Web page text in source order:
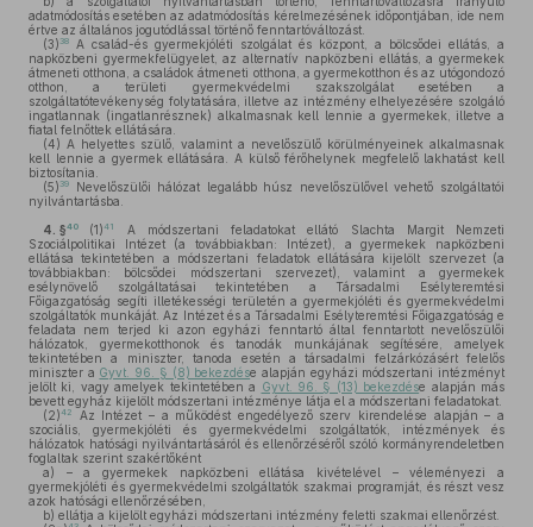
adatmódosítás esetében az adatmódosítás kérelmezésének időpontjában, ide nem
értve az általános jogutódlással történő fenntartóváltozást.
(3) 38
A család-és gyermekjóléti szolgálat és központ, a bölcsődei ellátás, a
napközbeni gyermekfelügyelet, az alternatív napközbeni ellátás, a gyermekek
átmeneti otthona, a családok átmeneti otthona, a gyermekotthon és az utógondozó
otthon, a területi gyermekvédelmi szakszolgálat esetében a
szolgáltatótevékenység folytatására, illetve az intézmény elhelyezésére szolgáló
ingatlannak (ingatlanrésznek) alkalmasnak kell lennie a gyermekek, illetve a
fiatal felnőttek ellátására.
(4) A helyettes szülő, valamint a nevelőszülő körülményeinek alkalmasnak
kell lennie a gyermek ellátására. A külső férőhelynek megfelelő lakhatást kell
biztosítania.
(5) 39
Nevelőszülői hálózat legalább húsz nevelőszülővel vehető szolgáltatói
nyilvántartásba.
4. §40 (1)41
A módszertani feladatokat ellátó Slachta Margit Nemzeti
Szociálpolitikai Intézet (a továbbiakban: Intézet), a gyermekek napközbeni
ellátása tekintetében a módszertani feladatok ellátására kijelölt szervezet (a
továbbiakban: bölcsődei módszertani szervezet), valamint a gyermekek
esélynövelő szolgáltatásai tekintetében a Társadalmi Esélyteremtési
Főigazgatóság segíti illetékességi területén a gyermekjóléti és gyermekvédelmi
szolgáltatók munkáját. Az Intézet és a Társadalmi Esélyteremtési Főigazgatóság e
feladata nem terjed ki azon egyházi fenntartó által fenntartott nevelőszülői
hálózatok, gyermekotthonok és tanodák munkájának segítésére, amelyek
tekintetében a miniszter, tanoda esetén a társadalmi felzárkózásért felelős
miniszter a Gyvt. 96. § (8) bekezdése alapján egyházi módszertani intézményt
jelölt ki, vagy amelyek tekintetében a Gyvt. 96. § (13) bekezdése alapján más
bevett egyház kijelölt módszertani intézménye látja el a módszertani feladatokat.
(2)42
Az Intézet – a működést engedélyező szerv kirendelése alapján – a
szociális, gyermekjóléti és gyermekvédelmi szolgáltatók, intézmények és
hálózatok hatósági nyilvántartásáról és ellenőrzéséről szóló kormányrendeletben
foglaltak szerint szakértőként
a) – a gyermekek napközbeni ellátása kivételével – véleményezi a
gyermekjóléti és gyermekvédelmi szolgáltatók szakmai programját, és részt vesz
azok hatósági ellenőrzésében,
b) ellátja a kijelölt egyházi módszertani intézmény feletti szakmai ellenőrzést.